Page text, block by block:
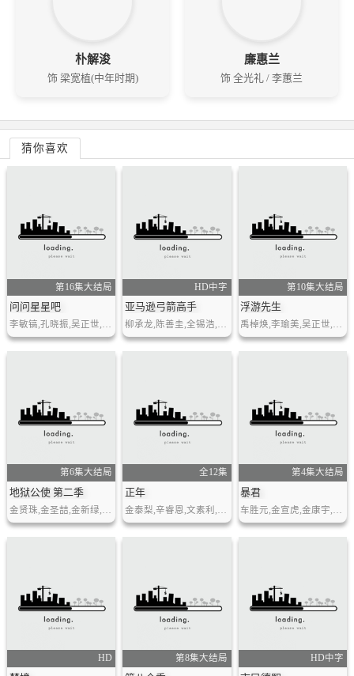
朴解浚
饰 梁宽植(中年时期)
廉惠兰
饰 全光礼 / 李蕙兰
猜你喜欢
第16集大结局
问问星星吧
HD中字
亚马逊弓箭高手
第10集大结局
浮游先生
第6集大结局
地狱公使 第二季
全12集
正年
第4集大结局
暴君
HD 第8集大结局 HD中字